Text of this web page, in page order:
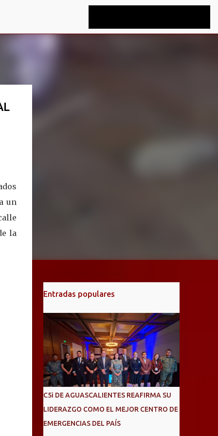
un
la
Entradas populares
C5i DE AGUASCALIENTES REAFIRMA SU
LIDERAZGO COMO EL MEJOR CENTRO DE
EMERGENCIAS DEL PAÍS